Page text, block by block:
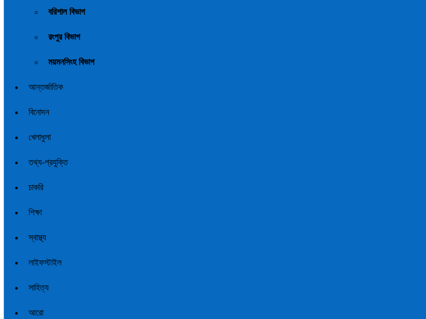
বরিশাল বিভাগ
রংপুর বিভাগ
ময়মনসিংহ বিভাগ
আন্তর্জাতিক
বিনোদন
খেলাধুলা
তথ্য-প্রযুক্তি
চাকরি
শিক্ষা
স্বাস্থ্য
লাইফস্টাইল
সাহিত্য
আরো